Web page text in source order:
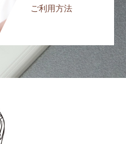
ご利用方法